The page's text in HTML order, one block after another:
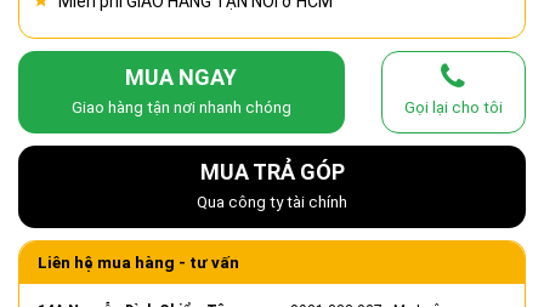
MUA NGAY
Giao hàng tận nơi nhanh chóng Gọi lại cho tôi
MUA TRẢ GÓP
Qua công ty tài chính
Liên hệ mua hàng - tư vấn